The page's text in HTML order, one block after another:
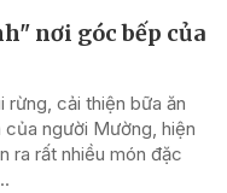
nơi góc bếp của
rừng, cải thiện bữa ăn
của người Mường, hiện
ra rất nhiều món đặc